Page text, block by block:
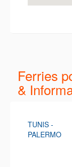
Ferries
&
TUNIS -
PALERMO